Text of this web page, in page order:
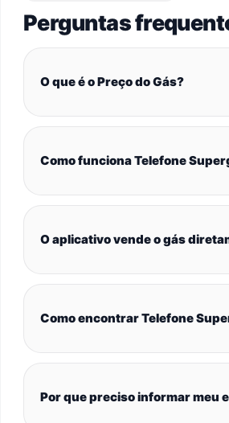
Perguntas
O que é o Preço do Gás?
Como funciona Telefone
O aplicativo vende o gás
Como encontrar Telefone
Por que preciso informar meu